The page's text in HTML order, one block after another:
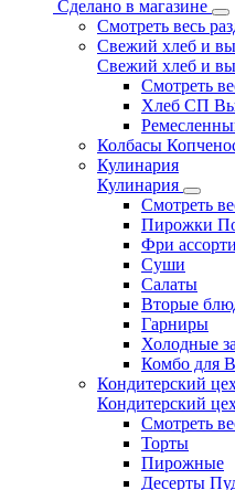
Сделано в магазине
Смотреть весь
Свежий хлеб и
Свежий хлеб и
Смотреть
Хлеб СП
Колбасы
Кулинария
Кулинария
Смотреть
Пирожки
Фри
Суши
Салаты
Вторые
Гарниры
Холодные
Комбо для
Кондитерский
Кондитерский
Смотреть
Торты
Пирожные
Десерты